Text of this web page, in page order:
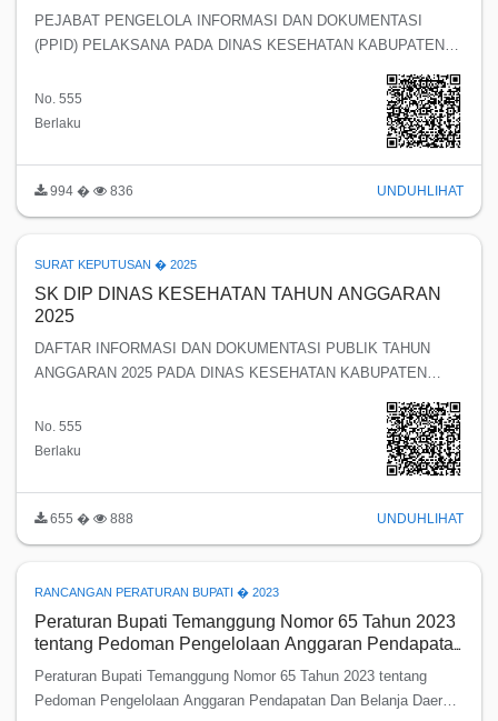
KESEHATAN KABUPATEN TEMANGGUNG
PEJABAT PENGELOLA INFORMASI DAN DOKUMENTASI
(PPID) PELAKSANA PADA DINAS KESEHATAN KABUPATEN
No. 555
Berlaku
994 � 836 UNDUH LIHAT
SURAT KEPUTUSAN � 2025
SK DIP DINAS KESEHATAN TAHUN ANGGARAN
2025
DAFTAR INFORMASI DAN DOKUMENTASI PUBLIK TAHUN
ANGGARAN 2025 PADA DINAS KESEHATAN KABUPATEN
No. 555
Berlaku
655 � 888 UNDUH LIHAT
RANCANGAN PERATURAN BUPATI � 2023
Peraturan Bupati Temanggung Nomor 65 Tahun 2023
tentang Pedoman Pengelolaan Anggaran Pendapatan
Dan Belanja Daerah Tahun Anggaran 2024
Peraturan Bupati Temanggung Nomor 65 Tahun 2023 tentang
Pedoman Pengelolaan Anggaran Pendapatan Dan Belanja Daerah